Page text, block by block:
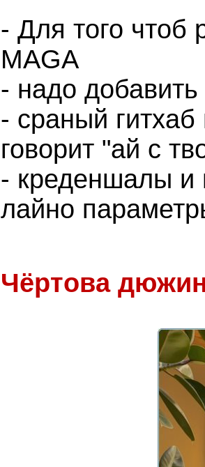
- Для того чтоб
MAGA
- надо
- сраный
говорит "ай с
- креденшалы и
лайно
Чёртова